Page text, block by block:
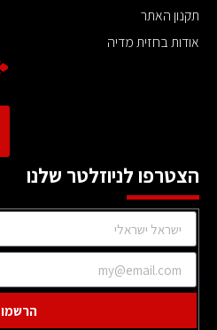
תקנון האתר
אודות בחזית מדיה
הצטרפו לניוזלטר שלנו
הרשמו